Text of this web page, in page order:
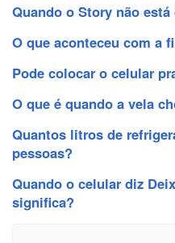
Quando o Story não
O que aconteceu com a
Pode colocar o celular
O que é quando a vela
Quantos litros de
pessoas?
Quando o celular diz
significa?